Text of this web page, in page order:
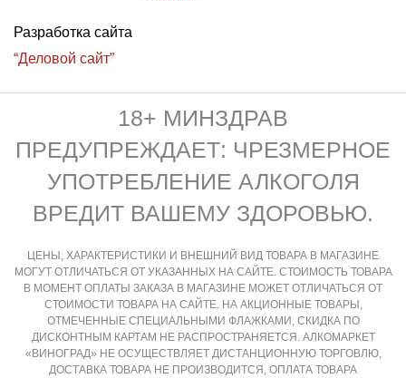
Разработка сайта
“Деловой сайт”
18+ МИНЗДРАВ
ПРЕДУПРЕЖДАЕТ: ЧРЕЗМЕРНОЕ
УПОТРЕБЛЕНИЕ АЛКОГОЛЯ
ВРЕДИТ ВАШЕМУ ЗДОРОВЬЮ.
ЦЕНЫ, ХАРАКТЕРИСТИКИ И ВНЕШНИЙ ВИД ТОВАРА В МАГАЗИНЕ
МОГУТ ОТЛИЧАТЬСЯ ОТ УКАЗАННЫХ НА САЙТЕ. СТОИМОСТЬ ТОВАРА
В МОМЕНТ ОПЛАТЫ ЗАКАЗА В МАГАЗИНЕ МОЖЕТ ОТЛИЧАТЬСЯ ОТ
СТОИМОСТИ ТОВАРА НА САЙТЕ. НА АКЦИОННЫЕ ТОВАРЫ,
ОТМЕЧЕННЫЕ СПЕЦИАЛЬНЫМИ ФЛАЖКАМИ, СКИДКА ПО
ДИСКОНТНЫМ КАРТАМ НЕ РАСПРОСТРАНЯЕТСЯ. АЛКОМАРКЕТ
«ВИНОГРАД» НЕ ОСУЩЕСТВЛЯЕТ ДИСТАНЦИОННУЮ ТОРГОВЛЮ,
ДОСТАВКА ТОВАРА НЕ ПРОИЗВОДИТСЯ, ОПЛАТА ТОВАРА